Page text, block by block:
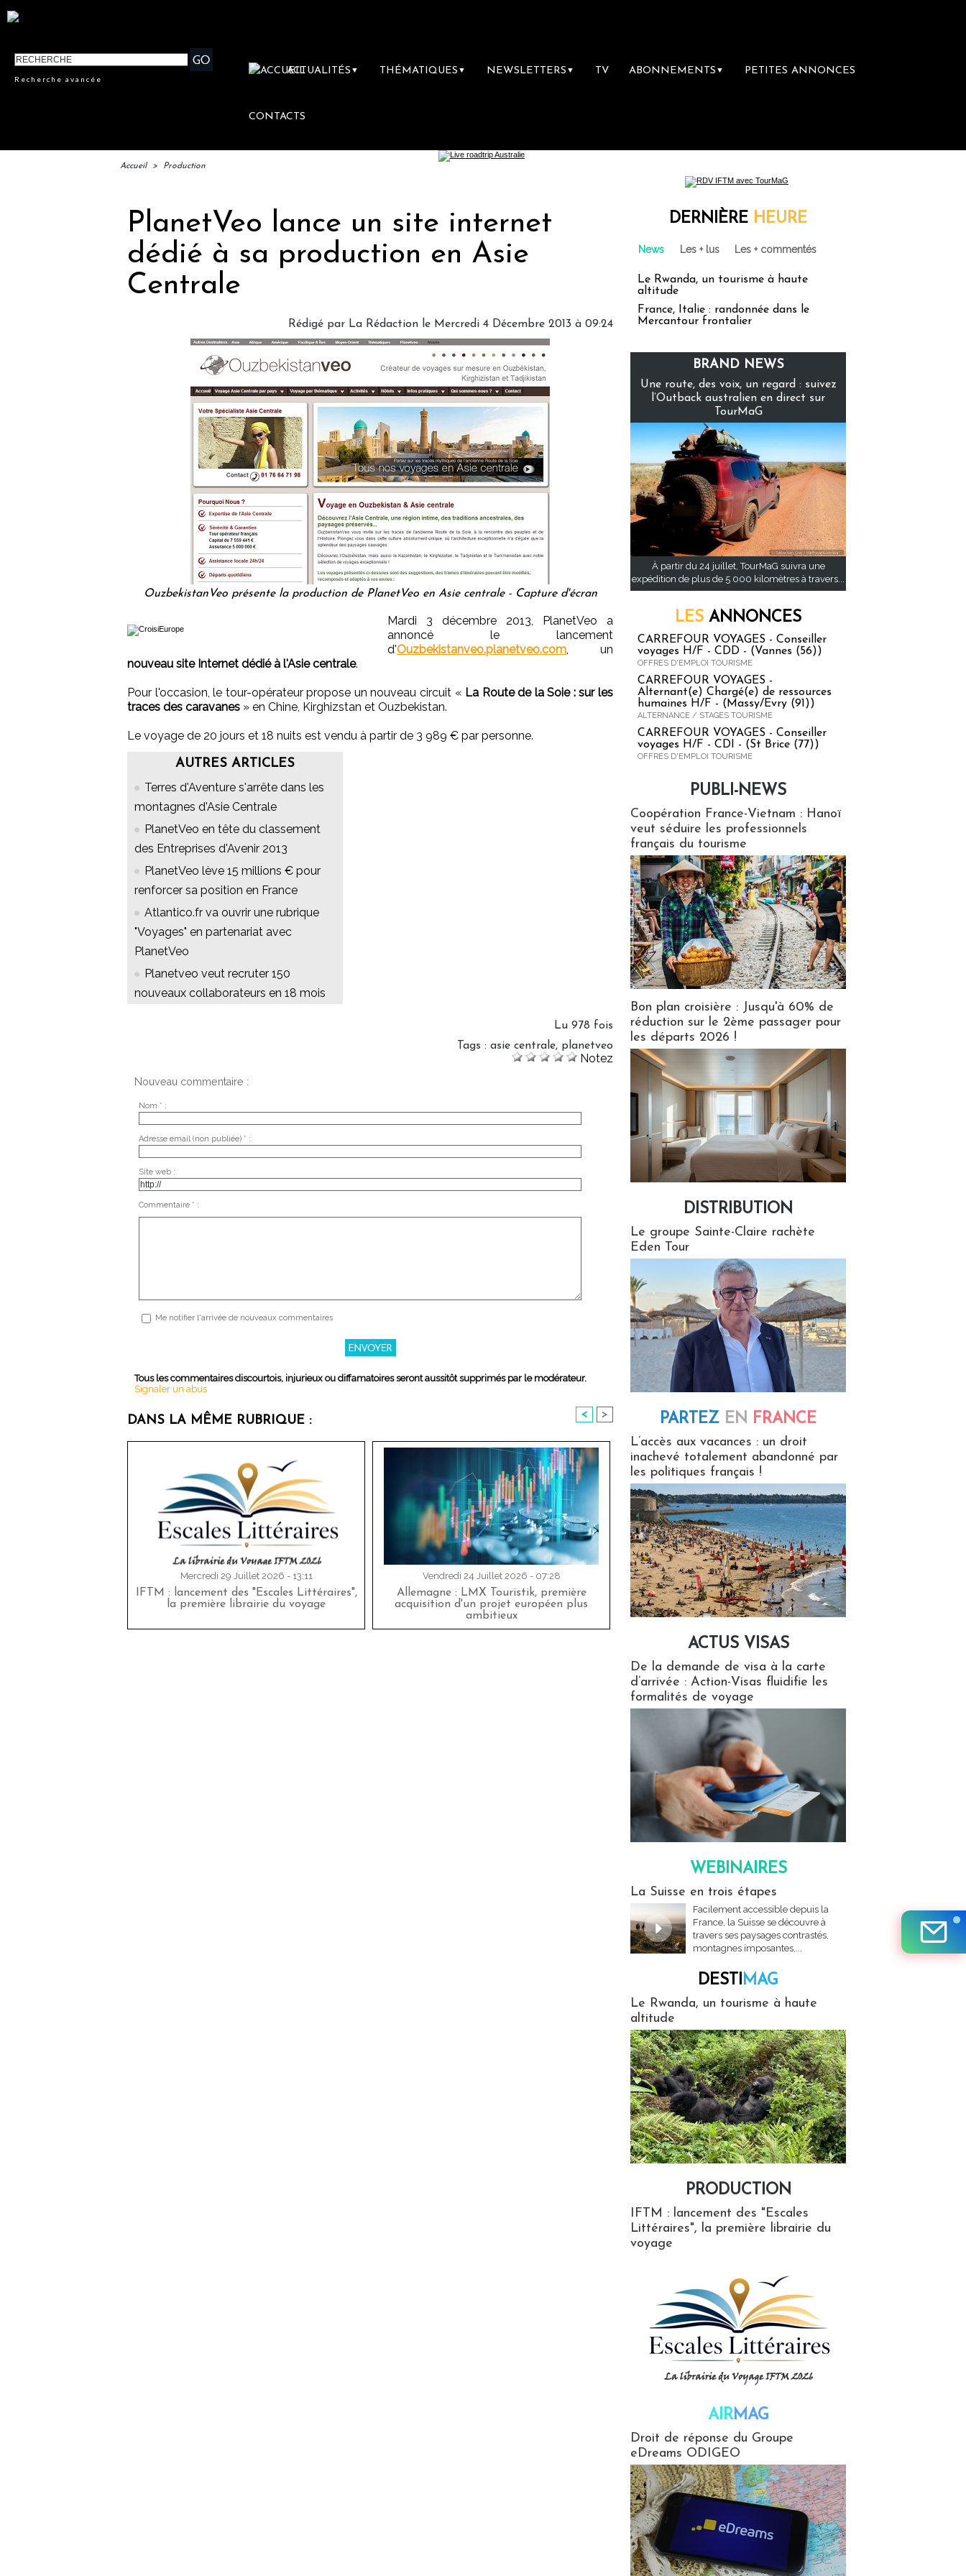
Recherche avancée
ACTUALITÉS ▼ THÉMATIQUES ▼ NEWSLETTERS ▼ TV ABONNEMENTS ▼ PETITES ANNONCES
CONTACTS
Accueil > Production
PlanetVeo lance un site internet
dédié à sa production en Asie
Centrale
Rédigé par La Rédaction le Mercredi 4 Décembre 2013 à 09:24
OuzbekistanVeo présente la production de PlanetVeo en Asie centrale - Capture d'écran
Mardi 3 décembre 2013, PlanetVeo a
annoncé le lancement
d'Ouzbekistanveo.planetveo.com, un
nouveau site Internet dédié à l'Asie centrale.
Pour l'occasion, le tour-opérateur propose un nouveau circuit « La Route de la Soie : sur les
traces des caravanes » en Chine, Kirghizstan et Ouzbekistan.
Le voyage de 20 jours et 18 nuits est vendu à partir de 3 989 € par personne.
AUTRES ARTICLES
Terres d'Aventure s'arrête dans les
montagnes d'Asie Centrale
PlanetVeo en tête du classement
des Entreprises d'Avenir 2013
PlanetVeo lève 15 millions € pour
renforcer sa position en France
Atlantico.fr va ouvrir une rubrique
"Voyages" en partenariat avec
PlanetVeo
Planetveo veut recruter 150
nouveaux collaborateurs en 18 mois
Lu 978 fois
Tags : asie centrale, planetveo
Notez
Nouveau commentaire :
Nom * :
Adresse email (non publiée) * :
Site web :
Commentaire * :
Me notifier l'arrivée de nouveaux commentaires
Tous les commentaires discourtois, injurieux ou diffamatoires seront aussitôt supprimés par le modérateur.
Signaler un abus
DANS LA MÊME RUBRIQUE : < >
Mercredi 29 Juillet 2026 - 13:11
IFTM : lancement des "Escales Littéraires",
la première librairie du voyage
Vendredi 24 Juillet 2026 - 07:28
Allemagne : LMX Touristik, première
acquisition d'un projet européen plus
ambitieux
DERNIÈRE HEURE
News Les + lus Les + commentés
Le Rwanda, un tourisme à haute
altitude
France, Italie : randonnée dans le
Mercantour frontalier
BRAND NEWS
Une route, des voix, un regard : suivez
l’Outback australien en direct sur
TourMaG
À partir du 24 juillet, TourMaG suivra une
expédition de plus de 5 000 kilomètres à travers...
LES ANNONCES
CARREFOUR VOYAGES - Conseiller
voyages H/F - CDD - (Vannes (56))
OFFRES D'EMPLOI TOURISME
CARREFOUR VOYAGES -
Alternant(e) Chargé(e) de ressources
humaines H/F - (Massy/Evry (91))
ALTERNANCE / STAGES TOURISME
CARREFOUR VOYAGES - Conseiller
voyages H/F - CDI - (St Brice (77))
OFFRES D'EMPLOI TOURISME
PUBLI-NEWS
Coopération France-Vietnam : Hanoï
veut séduire les professionnels
français du tourisme
Bon plan croisière : Jusqu'à 60% de
réduction sur le 2ème passager pour
les départs 2026 !
DISTRIBUTION
Le groupe Sainte-Claire rachète
Eden Tour
PARTEZ EN FRANCE
L’accès aux vacances : un droit
inachevé totalement abandonné par
les politiques français !
ACTUS VISAS
De la demande de visa à la carte
d’arrivée : Action-Visas fluidifie les
formalités de voyage
WEBINAIRES
La Suisse en trois étapes
Facilement accessible depuis la
France, la Suisse se découvre à
travers ses paysages contrastés,
montagnes imposantes,...
DESTIMAG
Le Rwanda, un tourisme à haute
altitude
PRODUCTION
IFTM : lancement des "Escales
Littéraires", la première librairie du
voyage
AIRMAG
Droit de réponse du Groupe
eDreams ODIGEO